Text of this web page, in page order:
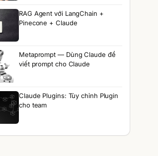
RAG Agent với LangChain +
Pinecone + Claude
Metaprompt — Dùng Claude để
viết prompt cho Claude
Claude Plugins: Tùy chỉnh Plugin
cho team